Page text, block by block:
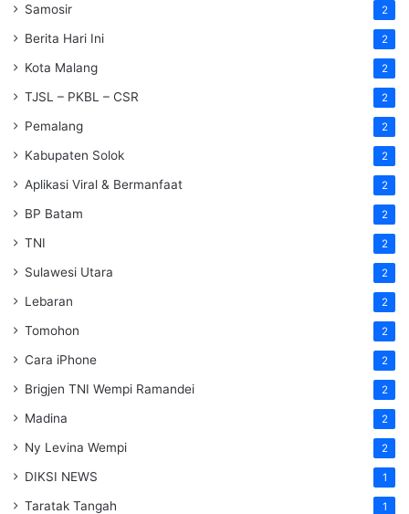
Samosir 2
Berita Hari Ini 2
Kota Malang 2
TJSL – PKBL – CSR 2
Pemalang 2
Kabupaten Solok 2
Aplikasi Viral & Bermanfaat 2
BP Batam 2
TNI 2
Sulawesi Utara 2
Lebaran 2
Tomohon 2
Cara iPhone 2
Brigjen TNI Wempi Ramandei 2
Madina 2
Ny Levina Wempi 2
DIKSI NEWS 1
Taratak Tangah 1